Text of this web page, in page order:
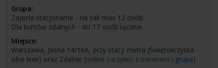
Grupa:
Zajęcia stacjonarne - na sali max 12 osób.
Dla kursów zdalnych - do 17 osób łącznie.
Miejsce:
Warszawa, Jasna 14/16A, przy stacji metra (Świętokrzyska -
obie linie) oraz Zdalnie (online na żywo z trenerem i grupą)